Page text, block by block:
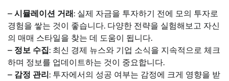
– 시뮬레이션 거래: 실제 자금을 투자하기 전에 모의 투자로
경험을 쌓는 것이 좋습니다. 다양한 전략을 실험해보고 자신
의 매매 스타일을 찾는 데 도움이 됩니다.
– 정보 수집: 최신 경제 뉴스와 기업 소식을 지속적으로 체크
하며 정보를 업데이트하는 것이 중요합니다.
– 감정 관리: 투자에서의 성공 여부는 감정에 크게 영향을 받